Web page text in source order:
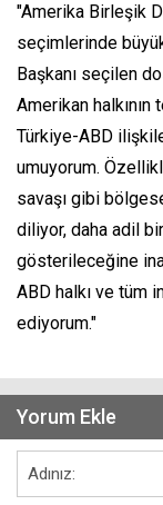
"Amerika Birleşik
seçimlerinde
Başkanı seçilen
Amerikan
Türkiye-ABD
umuyorum.
savaşı gibi
diliyor, daha adil
gösterileceğine
ABD halkı ve tüm
ediyorum."
Yorum Ekle